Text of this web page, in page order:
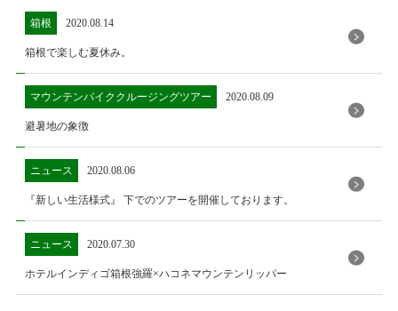
箱根 2020.08.14
箱根で楽しむ夏休み。
マウンテンバイククルージングツアー 2020.08.09
避暑地の象徴
ニュース 2020.08.06
『新しい生活様式』 下でのツアーを開催しております。
ニュース 2020.07.30
ホテルインディゴ箱根強羅×ハコネマウンテンリッパー